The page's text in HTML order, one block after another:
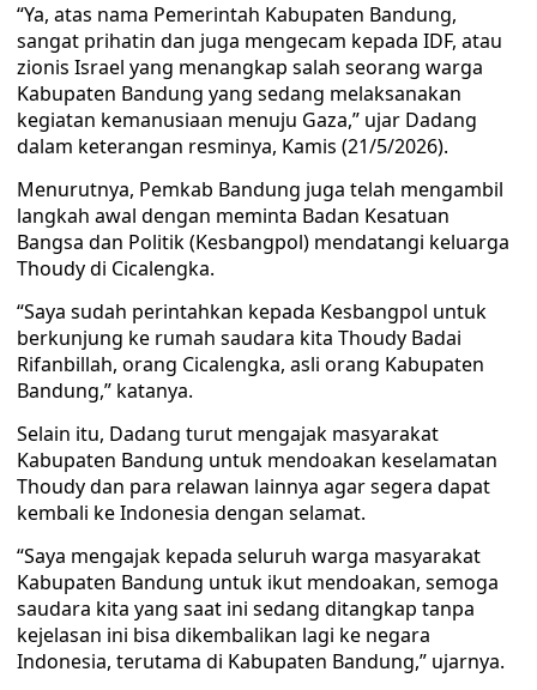
“Ya, atas nama Pemerintah Kabupaten Bandung,
sangat prihatin dan juga mengecam kepada IDF, atau
zionis Israel yang menangkap salah seorang warga
Kabupaten Bandung yang sedang melaksanakan
kegiatan kemanusiaan menuju Gaza,” ujar Dadang
dalam keterangan resminya, Kamis (21/5/2026).
Menurutnya, Pemkab Bandung juga telah mengambil
langkah awal dengan meminta Badan Kesatuan
Bangsa dan Politik (Kesbangpol) mendatangi keluarga
Thoudy di Cicalengka.
“Saya sudah perintahkan kepada Kesbangpol untuk
berkunjung ke rumah saudara kita Thoudy Badai
Rifanbillah, orang Cicalengka, asli orang Kabupaten
Bandung,” katanya.
Selain itu, Dadang turut mengajak masyarakat
Kabupaten Bandung untuk mendoakan keselamatan
Thoudy dan para relawan lainnya agar segera dapat
kembali ke Indonesia dengan selamat.
“Saya mengajak kepada seluruh warga masyarakat
Kabupaten Bandung untuk ikut mendoakan, semoga
saudara kita yang saat ini sedang ditangkap tanpa
kejelasan ini bisa dikembalikan lagi ke negara
Indonesia, terutama di Kabupaten Bandung,” ujarnya.